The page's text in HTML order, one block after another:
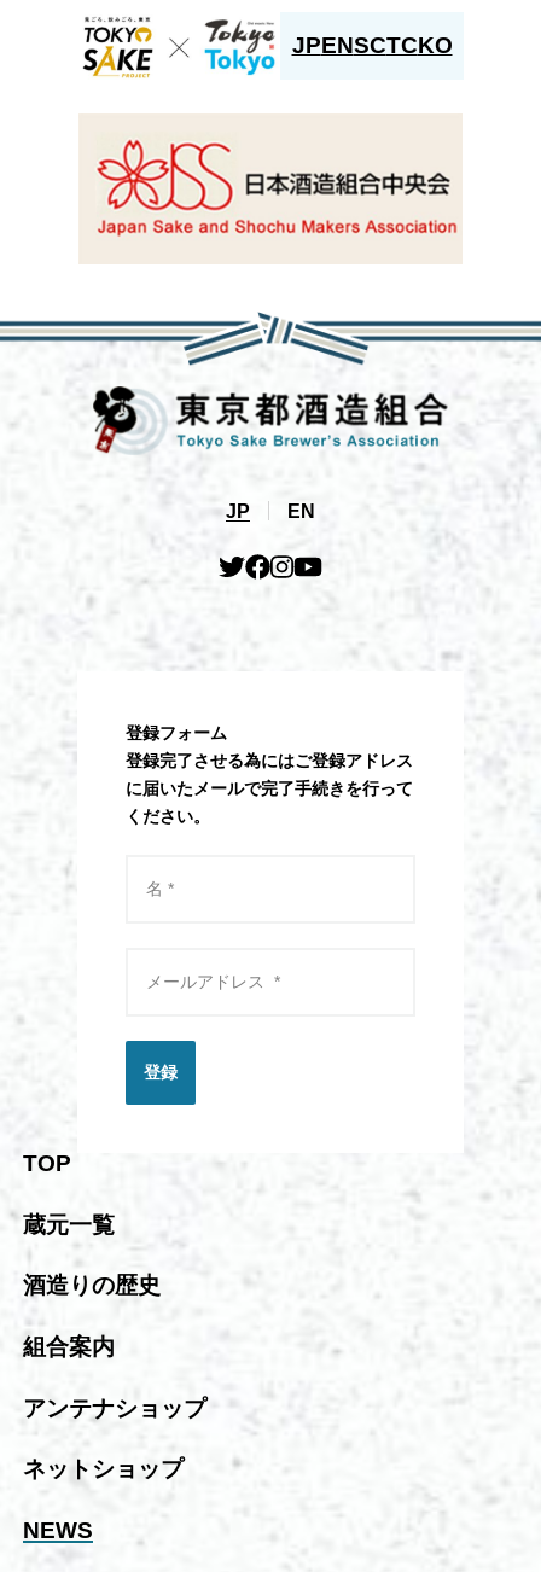
JPENSCTCKO
TOP
蔵元一覧
酒造りの歴史
組合案内
アンテナショップ
ネットショップ
NEWS
JP EN
登録フォーム
登録完了させる為にはご登録アドレス
に届いたメールで完了手続きを行って
ください。
登録